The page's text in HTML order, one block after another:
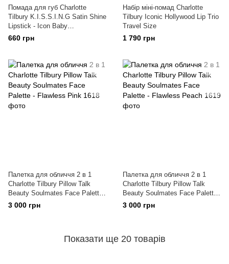
Помада для губ Charlotte
Tilbury K.I.S.S.I.N.G Satin Shine
Lipstick - Icon Baby
(мініформат 1.1г)
660 грн
Набір міні-помад Charlotte
Tilbury Iconic Hollywood Lip Trio
Travel Size
1 790 грн
Палетка для обличчя 2 в 1
Charlotte Tilbury Pillow Talk
Beauty Soulmates Face Palette
- Flawless Pink
3 000 грн
Палетка для обличчя 2 в 1
Charlotte Tilbury Pillow Talk
Beauty Soulmates Face Palette
- Flawless Peach
3 000 грн
Показати ще 20 товарів